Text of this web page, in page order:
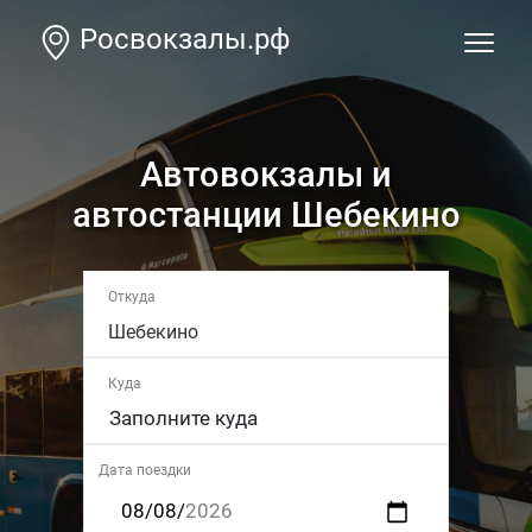
Росвокзалы.рф
Автовокзалы и
автостанции Шебекино
Откуда
Шебекино
Куда
Дата поездки